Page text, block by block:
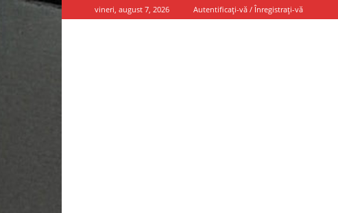
vineri, august 7, 2026 Autentificați-vă / Înregistrați-vă